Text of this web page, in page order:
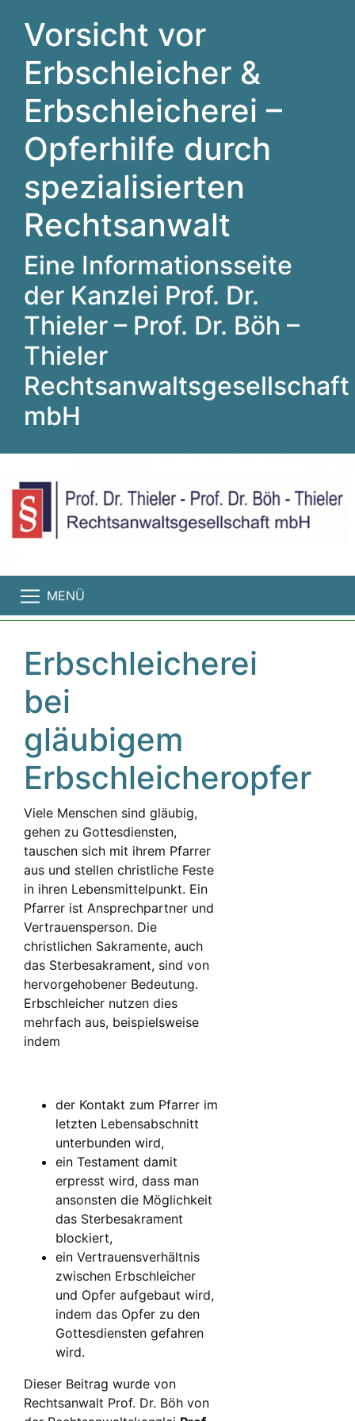
Vorsicht vor
Erbschleicher &
Erbschleicherei –
Opferhilfe durch
spezialisierten
Rechtsanwalt
Eine Informationsseite
der Kanzlei Prof. Dr.
Thieler – Prof. Dr. Böh –
Thieler
Rechtsanwaltsgesellschaft
mbH
MENÜ
Erbschleicherei
bei
gläubigem
Erbschleicheropfer
Viele Menschen sind gläubig,
gehen zu Gottesdiensten,
tauschen sich mit ihrem Pfarrer
aus und stellen christliche Feste
in ihren Lebensmittelpunkt. Ein
Pfarrer ist Ansprechpartner und
Vertrauensperson. Die
christlichen Sakramente, auch
das Sterbesakrament, sind von
hervorgehobener Bedeutung.
Erbschleicher nutzen dies
mehrfach aus, beispielsweise
indem
der Kontakt zum Pfarrer im
letzten Lebensabschnitt
unterbunden wird,
ein Testament damit
erpresst wird, dass man
ansonsten die Möglichkeit
das Sterbesakrament
blockiert,
ein Vertrauensverhältnis
zwischen Erbschleicher
und Opfer aufgebaut wird,
indem das Opfer zu den
Gottesdiensten gefahren
wird.
Dieser Beitrag wurde von
Rechtsanwalt Prof. Dr. Böh von